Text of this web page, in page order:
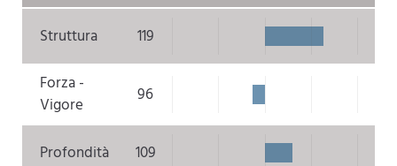
Struttura
119
Forza -
Vigore
96
Profondità
109